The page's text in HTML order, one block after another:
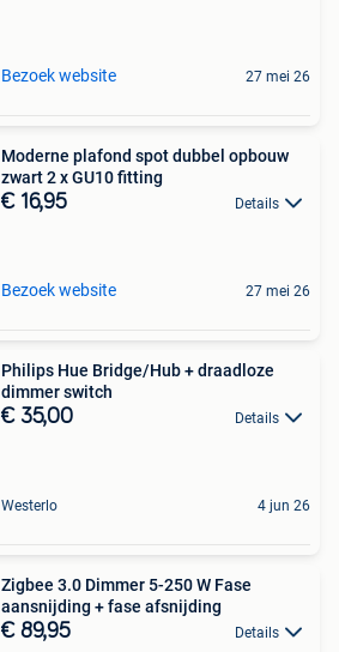
Bezoek website 27 mei 26
Moderne plafond spot dubbel opbouw
zwart 2 x GU10 fitting
€ 16,95 Details
Bezoek website 27 mei 26
Philips Hue Bridge/Hub + draadloze
dimmer switch
€ 35,00 Details
Westerlo 4 jun 26
Zigbee 3.0 Dimmer 5-250 W Fase
aansnijding + fase afsnijding
€ 89,95 Details